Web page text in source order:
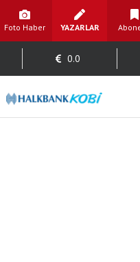
Foto Haber YAZARLAR
0.0